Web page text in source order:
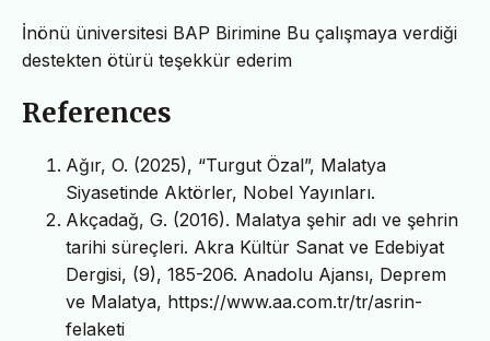
İnönü üniversitesi BAP Birimine Bu çalışmaya verdiği
destekten ötürü teşekkür ederim
References
Ağır, O. (2025), “Turgut Özal”, Malatya
Siyasetinde Aktörler, Nobel Yayınları.
Akçadağ, G. (2016). Malatya şehir adı ve şehrin
tarihi süreçleri. Akra Kültür Sanat ve Edebiyat
Dergisi, (9), 185-206. Anadolu Ajansı, Deprem
ve Malatya, https://www.aa.com.tr/tr/asrin-
felaketi